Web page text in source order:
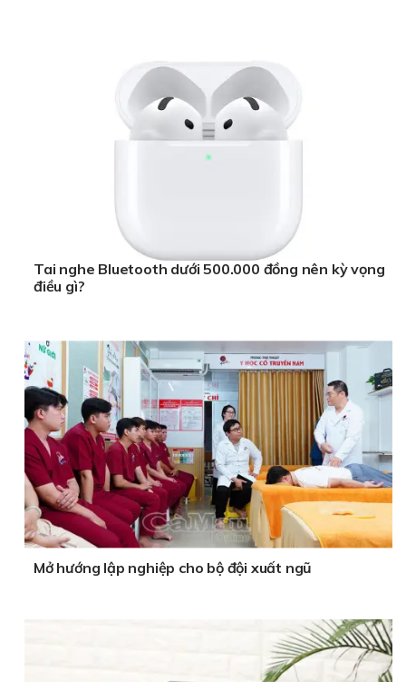
Tai nghe Bluetooth dưới 500.000 đồng nên kỳ vọng
điều gì?
Mở hướng lập nghiệp cho bộ đội xuất ngũ